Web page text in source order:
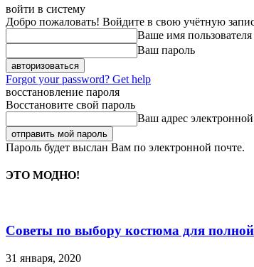
войти в систему
Добро пожаловать! Войдите в свою учётную
Ваше имя пользователя
Ваш пароль
Forgot your password? Get help
восстановление пароля
Восстановите свой пароль
Ваш адрес
Пароль будет выслан Вам по электронной почте.
ЭТО МОДНО!
Советы по выбору костюма для
31 января, 2020